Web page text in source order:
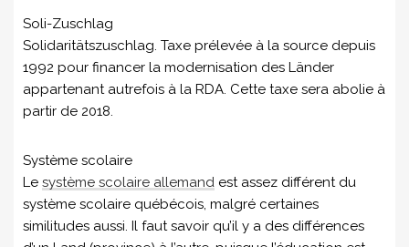
Soli-Zuschlag
Solidaritätszuschlag. Taxe prélevée à la source depuis
1992 pour financer la modernisation des Länder
appartenant autrefois à la RDA. Cette taxe sera abolie à
partir de 2018.
Système scolaire
Le système scolaire allemand est assez différent du
système scolaire québécois, malgré certaines
similitudes aussi. Il faut savoir qu’il y a des différences